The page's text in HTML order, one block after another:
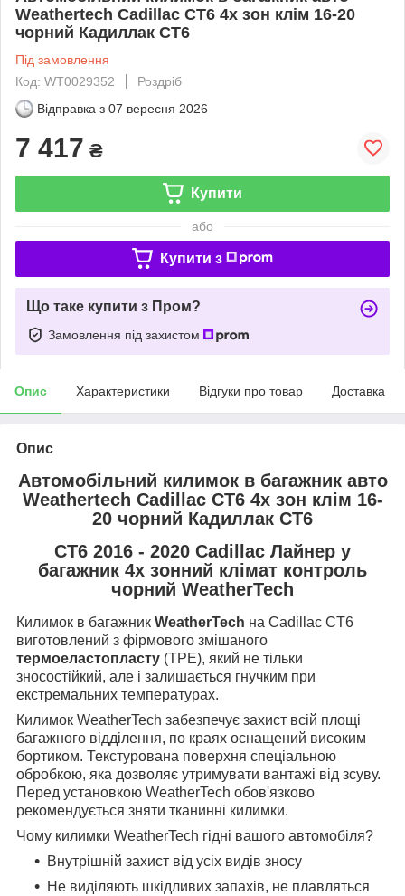
Weathertech Cadillac CT6 4х зон клім 16-20
чорний Кадиллак СТ6
Під замовлення
Код: WT0029352
Роздріб
Відправка з 07 вересня 2026
7 417 ₴
Купити
або
Купити з
Що таке купити з Пром?
Замовлення під захистом
Опис Характеристики Відгуки про товар Доставка
Опис
Автомобільний килимок в багажник авто
Weathertech Cadillac CT6 4х зон клім 16-
20 чорний Кадиллак СТ6
CT6 2016 - 2020 Cadillac Лайнер у
багажник 4х зонний клімат контроль
чорний WeatherTech
Килимок в багажник WeatherTech на Cadillac CT6
виготовлений з фірмового змішаного
термоеластопласту (TPE), який не тільки
зносостійкий, але і залишається гнучким при
екстремальних температурах.
Килимок WeatherTech забезпечує захист всій площі
багажного відділення, по краях оснащений високим
бортиком. Текстурована поверхня спеціальною
обробкою, яка дозволяє утримувати вантажі від зсуву.
Перед установкою WeatherTech обов'язково
рекомендується зняти тканинні килимки.
Чому килимки WeatherTech гідні вашого автомобіля?
Внутрішній захист від усіх видів зносу
Не виділяють шкідливих запахів, не плавляться